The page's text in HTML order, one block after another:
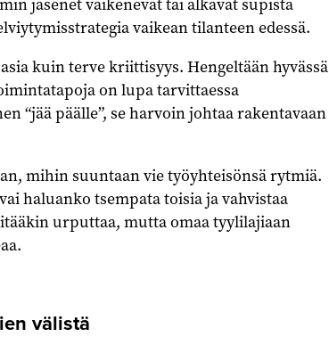
vaikean tilanteen edessä.
kuin terve kriittisyys. Hengeltään hyvässä
on lupa tarvittaessa
“jää päälle”, se harvoin johtaa rakentavaan
mihin suuntaan vie työyhteisönsä rytmiä.
haluanko tsempata toisia ja vahvistaa
urputtaa, mutta omaa tyylilajiaan
välistä